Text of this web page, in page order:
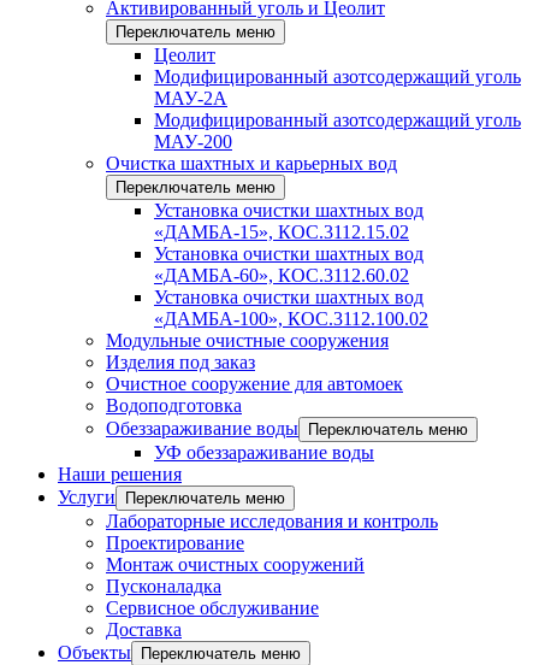
Активированный уголь и Цеолит
Переключатель меню
Цеолит
Модифицированный азотсодержащий уголь
МАУ-2А
Модифицированный азотсодержащий уголь
МАУ-200
Очистка шахтных и карьерных вод
Переключатель меню
Установка очистки шахтных вод
«ДАМБА-15», КОС.3112.15.02
Установка очистки шахтных вод
«ДАМБА-60», КОС.3112.60.02
Установка очистки шахтных вод
«ДАМБА-100», КОС.3112.100.02
Модульные очистные сооружения
Изделия под заказ
Очистное сооружение для автомоек
Водоподготовка
Обеззараживание воды
Переключатель меню
УФ обеззараживание воды
Наши решения
Услуги
Переключатель меню
Лабораторные исследования и контроль
Проектирование
Монтаж очистных сооружений
Пусконаладка
Сервисное обслуживание
Доставка
Объекты
Переключатель меню